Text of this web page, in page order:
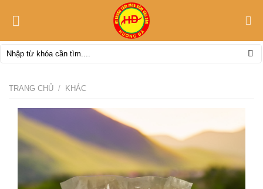
Tìm
kiếm:
TRANG CHỦ / KHÁC